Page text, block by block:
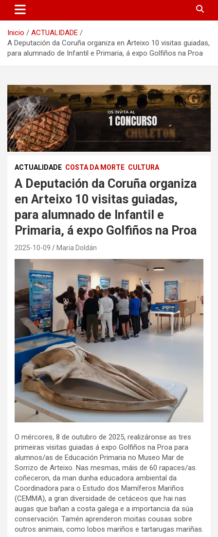
Inicio
ACTUALIDADE
A Deputación da Coruña organiza en Arteixo 10 visitas guiadas,
para alumnado de Infantil e Primaria, á expo Golfiños na Proa
ACTUALIDADE COSTA DA MORTE CULTURA
A Deputación da Coruña organiza
en Arteixo 10 visitas guiadas,
para alumnado de Infantil e
Primaria, á expo Golfiños na Proa
2025-10-09 Maria Doldán
O mércores, 8 de outubro de 2025, realizáronse as tres
primeiras visitas guiadas á expo Golfiños na Proa para
alumnos/as de Educación Primaria no Museo Mar de
Sorrizo de Arteixo. Nas mesmas, máis de 60 rapaces/as
coñeceron, da man dunha educadora ambiental da
Coordinadora para o Estudo dos Mamíferos Mariños
(CEMMA), a gran diversidade de cetáceos que hai nas
augas que bañan a costa galega e a importancia da súa
conservación. Tamén aprenderon moitas cousas sobre
outros animais, como lobos mariños e tartarugas mariñas.